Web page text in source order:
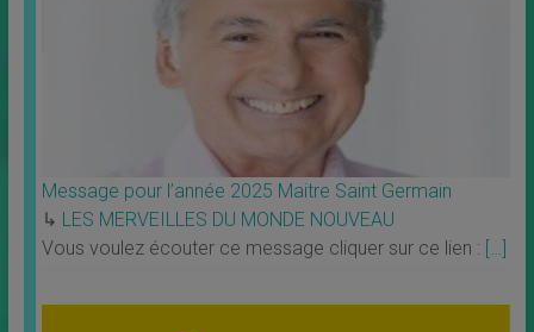
Message pour l’année 2025 Maitre Saint Germain
↳ LES MERVEILLES DU MONDE NOUVEAU
Vous voulez écouter ce message cliquer sur ce lien : […]